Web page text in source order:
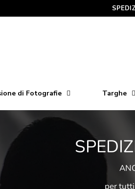
di Fotografie Targhe
per